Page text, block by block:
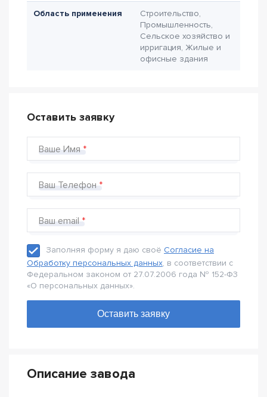
Область применения
Строительство,
Промышленность,
Сельское хозяйство и
ирригация, Жилые и
офисные здания
Оставить заявку
Ваше Имя
Ваш Телефон
Ваш email
Заполняя форму я даю своё Согласие на
Обработку персональных данных, в соответствии с
Федеральном законом от 27.07.2006 года № 152-Ф3
«О персональных данных».
Описание завода